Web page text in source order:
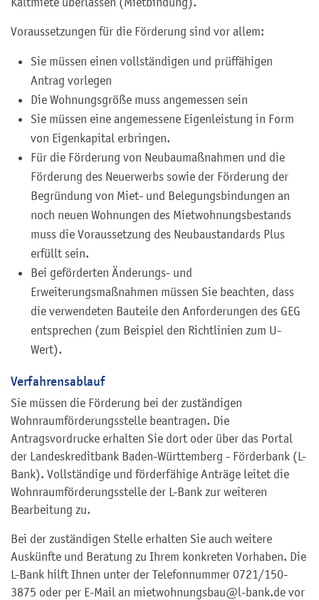
Voraussetzungen für die Förderung sind vor allem:
Sie müssen einen vollständigen und prüffähigen
Antrag vorlegen
Die Wohnungsgröße muss angemessen sein
Sie müssen eine angemessene Eigenleistung in Form
von Eigenkapital erbringen.
Für die Förderung von Neubaumaßnahmen und die
Förderung des Neuerwerbs sowie der Förderung der
Begründung von Miet- und Belegungsbindungen an
noch neuen Wohnungen des Mietwohnungsbestands
muss die Voraussetzung des Neubaustandards Plus
erfüllt sein.
Bei geförderten Änderungs- und
Erweiterungsmaßnahmen müssen Sie beachten, dass
die verwendeten Bauteile den Anforderungen des GEG
entsprechen (zum Beispiel den Richtlinien zum U-
Wert).
Verfahrensablauf
Sie müssen die Förderung bei der zuständigen
Wohnraumförderungsstelle beantragen. Die
Antragsvordrucke erhalten Sie dort oder über das Portal
der Landeskreditbank Baden-Württemberg - Förderbank (L-
Bank). Vollständige und förderfähige Anträge leitet die
Wohnraumförderungsstelle der L-Bank zur weiteren
Bearbeitung zu.
Bei der zuständigen Stelle erhalten Sie auch weitere
Auskünfte und Beratung zu Ihrem konkreten Vorhaben. Die
L-Bank hilft Ihnen unter der Telefonnummer 0721/150-
3875 oder per E-Mail an mietwohnungsbau@l-bank.de vor